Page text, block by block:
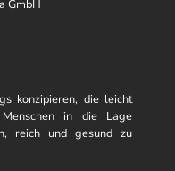
GmbH
konzipieren, die leicht
in die Lage
reich und gesund zu